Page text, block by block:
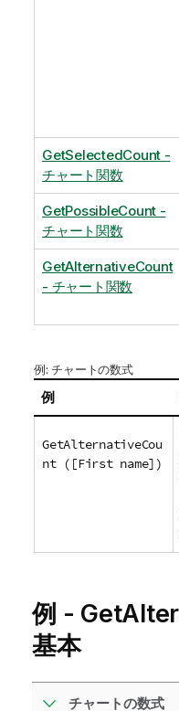
GetSelectedCount -
チャート関数
GetPossibleCount -
チャート関数
GetAlternativeCount
- チャート関数
例: チャートの数式
例
GetAlternativeCou
nt ([First name])
例 -
基本
チャートの数式